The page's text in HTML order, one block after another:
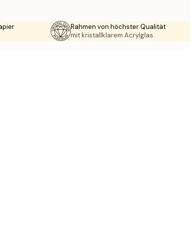
Rahmen von höchster Qualität
mit kristallklarem Acrylglas.